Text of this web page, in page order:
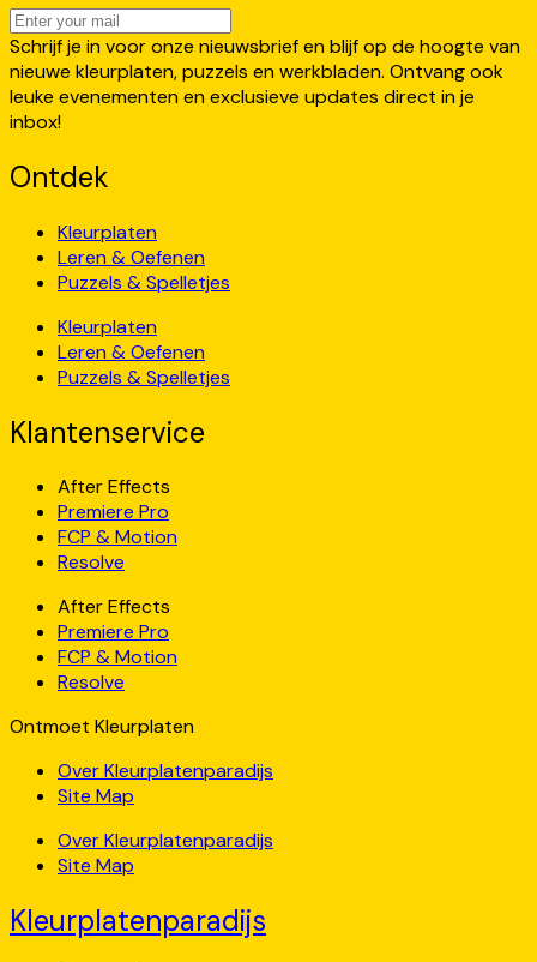
Schrijf je in voor onze nieuwsbrief en blijf op de hoogte van
nieuwe kleurplaten, puzzels en werkbladen. Ontvang ook
leuke evenementen en exclusieve updates direct in je
inbox!
Ontdek
Kleurplaten
Leren & Oefenen
Puzzels & Spelletjes
Kleurplaten
Leren & Oefenen
Puzzels & Spelletjes
Klantenservice
After Effects
Premiere Pro
FCP & Motion
Resolve
After Effects
Premiere Pro
FCP & Motion
Resolve
Ontmoet Kleurplaten
Over Kleurplatenparadijs
Site Map
Over Kleurplatenparadijs
Site Map
Kleurplatenparadijs